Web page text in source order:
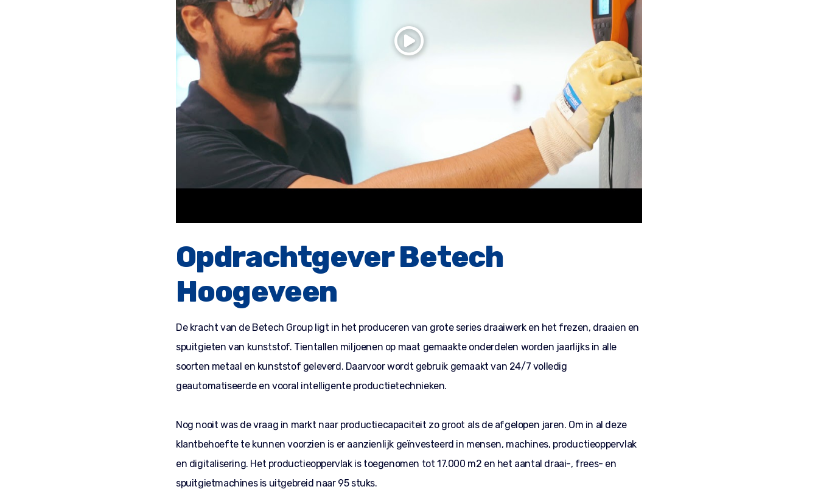
Opdrachtgever Betech
Hoogeveen
De kracht van de Betech Group ligt in het produceren van grote series draaiwerk en het frezen, draaien en
spuitgieten van kunststof. Tientallen miljoenen op maat gemaakte onderdelen worden jaarlijks in alle
soorten metaal en kunststof geleverd. Daarvoor wordt gebruik gemaakt van 24/7 volledig
geautomatiseerde en vooral intelligente productietechnieken.
Nog nooit was de vraag in markt naar productiecapaciteit zo groot als de afgelopen jaren. Om in al deze
klantbehoefte te kunnen voorzien is er aanzienlijk geïnvesteerd in mensen, machines, productieoppervlak
en digitalisering. Het productieoppervlak is toegenomen tot 17.000 m2 en het aantal draai-, frees- en
spuitgietmachines is uitgebreid naar 95 stuks.